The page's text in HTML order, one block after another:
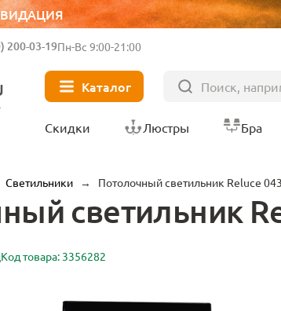
200-03-19Пн-Вс 9:00-21:00
Каталог
Скидки Люстры Бра
Светильники → Потолочный светильник Reluce
светильник
Код товара: 3356282